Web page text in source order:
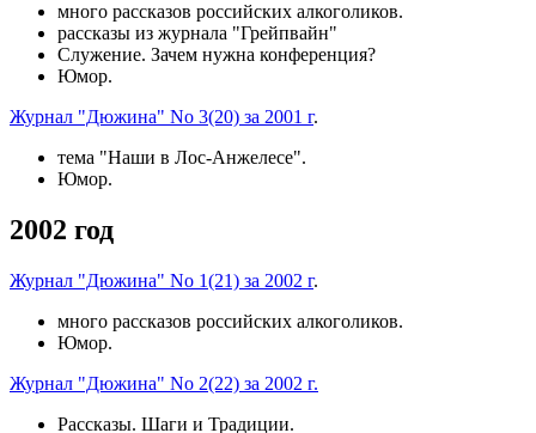
много рассказов российских алкоголиков.
рассказы из журнала "Грейпвайн"
Служение. Зачем нужна конференция?
Юмор.
Журнал "Дюжина" No 3(20) за 2001 г.
тема "Наши в Лос-Анжелесе".
Юмор.
2002 год
Журнал "Дюжина" No 1(21) за 2002 г.
много рассказов российских алкоголиков.
Юмор.
Журнал "Дюжина" No 2(22) за 2002 г.
Рассказы. Шаги и Традиции.